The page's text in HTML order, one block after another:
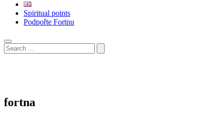
Spiritual points
Podpořte Fortnu
fortna